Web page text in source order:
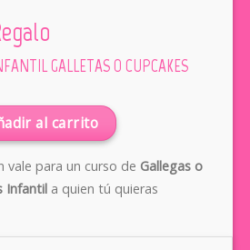
GALLETAS O CUPCAKES
al carrito
vale para un curso de Gallegas o
Infantila quien tú quieras